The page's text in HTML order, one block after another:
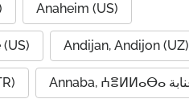
Anaheim (US)
Andijan, Andijon (UZ)